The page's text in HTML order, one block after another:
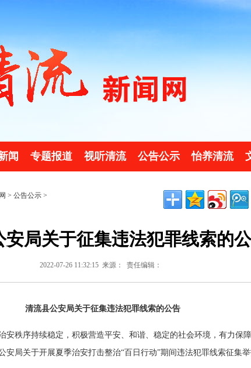
闻 专题报道 视听清流 公告公示 怡养清流
> 公告公示 >
安局关于征集违法犯罪线索的
2022-07-26 11:32:15 来源： 责任编辑：
清流县公安局关于征集违法犯罪线索的公告
安秩序持续稳定，积极营造平安、和谐、稳定的社会环境，有力保
安局关于开展夏季治安打击整治“百日行动”期间违法犯罪线索征集